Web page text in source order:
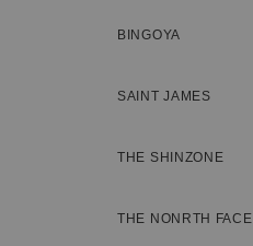
BINGOYA
SAINT JAMES
THE SHINZONE
THE NONRTH FACE